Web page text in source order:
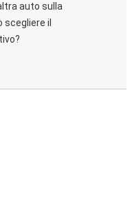
auto sulla
scegliere il